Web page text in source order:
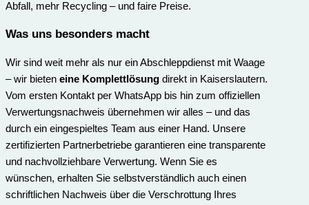
Abfall, mehr Recycling – und faire Preise.
Was uns besonders macht
Wir sind weit mehr als nur ein Abschleppdienst mit Waage
– wir bieten eine Komplettlösung direkt in Kaiserslautern.
Vom ersten Kontakt per WhatsApp bis hin zum offiziellen
Verwertungs­nachweis übernehmen wir alles – und das
durch ein eingespieltes Team aus einer Hand. Unsere
zertifizierten Partnerbetriebe garantieren eine transparente
und nachvollziehbare Verwertung. Wenn Sie es
wünschen, erhalten Sie selbstverständlich auch einen
schriftlichen Nachweis über die Verschrottung Ihres